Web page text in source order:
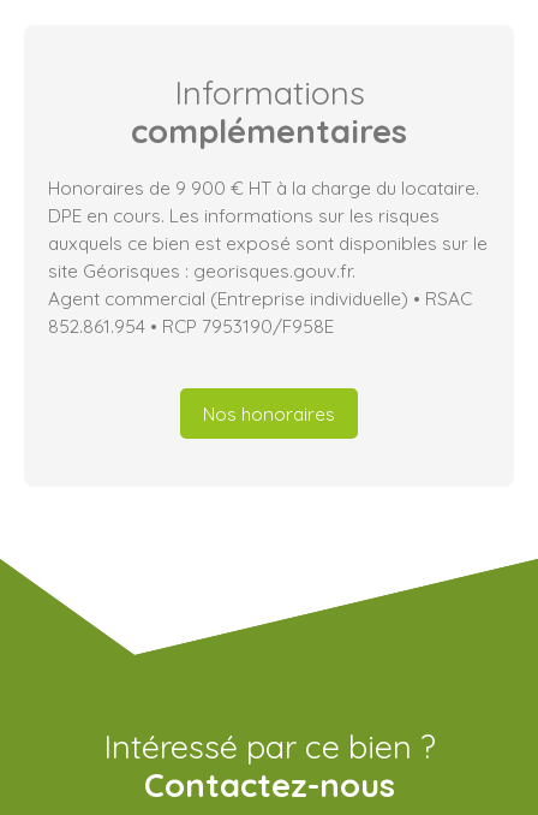
Informations
complémentaires
Honoraires de 9 900 € HT à la charge du locataire.
DPE en cours. Les informations sur les risques
auxquels ce bien est exposé sont disponibles sur le
site Géorisques : georisques.gouv.fr.
Agent commercial (Entreprise individuelle) • RSAC
852.861.954 • RCP 7953190/F958E
Nos honoraires
Intéressé par ce bien ?
Contactez-nous